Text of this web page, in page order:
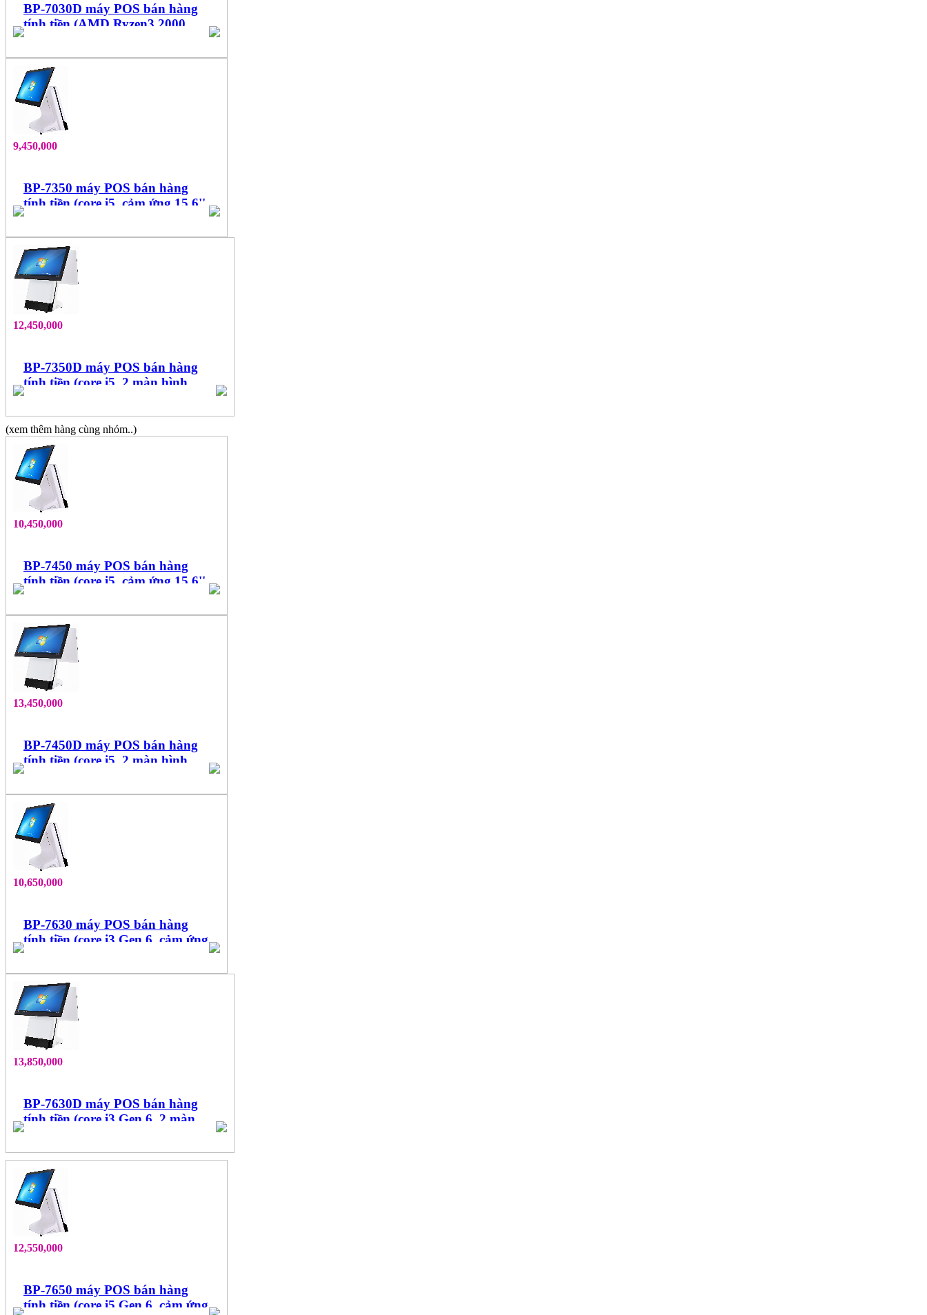
BP-7030D máy POS bán hàng
tính tiền (AMD Ryzen3 2000
Series, 2 màn hình 15.6", cảm
ứng đa điểm)
9,450,000
BP-7350 máy POS bán hàng
tính tiền (core i5, cảm ứng 15.6''
đa điểm)
12,450,000
BP-7350D máy POS bán hàng
tính tiền (core i5, 2 màn hình
15.6'', cảm ứng đa điểm)
(xem thêm hàng cùng nhóm..)
10,450,000
BP-7450 máy POS bán hàng
tính tiền (core i5, cảm ứng 15.6''
đa điểm)
13,450,000
BP-7450D máy POS bán hàng
tính tiền (core i5, 2 màn hình
15.6'', cảm ứng đa điểm)
10,650,000
BP-7630 máy POS bán hàng
tính tiền (core i3 Gen 6, cảm ứng
15.6'' đa điểm)
13,850,000
BP-7630D máy POS bán hàng
tính tiền (core i3 Gen 6, 2 màn
hình 15.6", cảm ứng đa điểm)
12,550,000
BP-7650 máy POS bán hàng
tính tiền (core i5 Gen 6, cảm ứng